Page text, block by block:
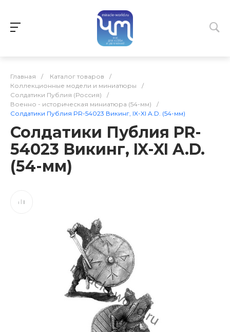
Главная / Каталог товаров
/
Коллекционные модели и миниатюры
/
Солдатики Публия (Россия)
/
Военно - историческая миниатюра (54-мм)
/
Солдатики Публия PR-54023 Викинг, IX-XI A.D. (54-мм)
Солдатики Публия PR-
54023 Викинг, IX-XI A.D.
(54-мм)